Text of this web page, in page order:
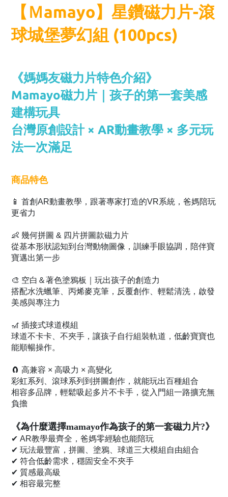
【Ｍamayo】星鑽磁力片-滾
球城堡夢幻組 (100pcs)
《媽媽友磁力片特色介紹》
Mamayo磁力片｜孩子的第一套美感
建構玩具
台灣原創設計 × AR動畫教學 × 多元玩
法一次滿足
商品特色
📱 首創AR動畫教學，跟著專家打造的VR系統，爸媽陪玩
更省力
👶 幾何拼圖 & 四片拼圖款磁力片
從基本形狀認知到台灣動物圖像，訓練手眼協調，陪伴寶
寶邁出第一步
🎨 空白＆著色塗鴉板｜玩出孩子的創造力
搭配水洗蠟筆、丙烯麥克筆，反覆創作、輕鬆清洗，啟發
美感與專注力
🎢 插接式球道模組
球道不卡卡、不夾手，讓孩子自行組裝軌道，低齡寶寶也
能順暢操作。
🧲 高兼容 × 高吸力 × 高變化
彩虹系列、滾球系列到拼圖創作，就能玩出百種組合
相容多品牌，輕鬆吸起多片不卡手，從入門組一路擴充無
負擔
《為什麼選擇mamayo作為孩子的第一套磁力片?》
✔ AR教學最齊全，爸媽零經驗也能陪玩
✔ 玩法最豐富，拼圖、塗鴉、球道三大模組自由組合
✔ 符合低齡需求，穩固安全不夾手
✔ 質感最高級
✔ 相容最完整